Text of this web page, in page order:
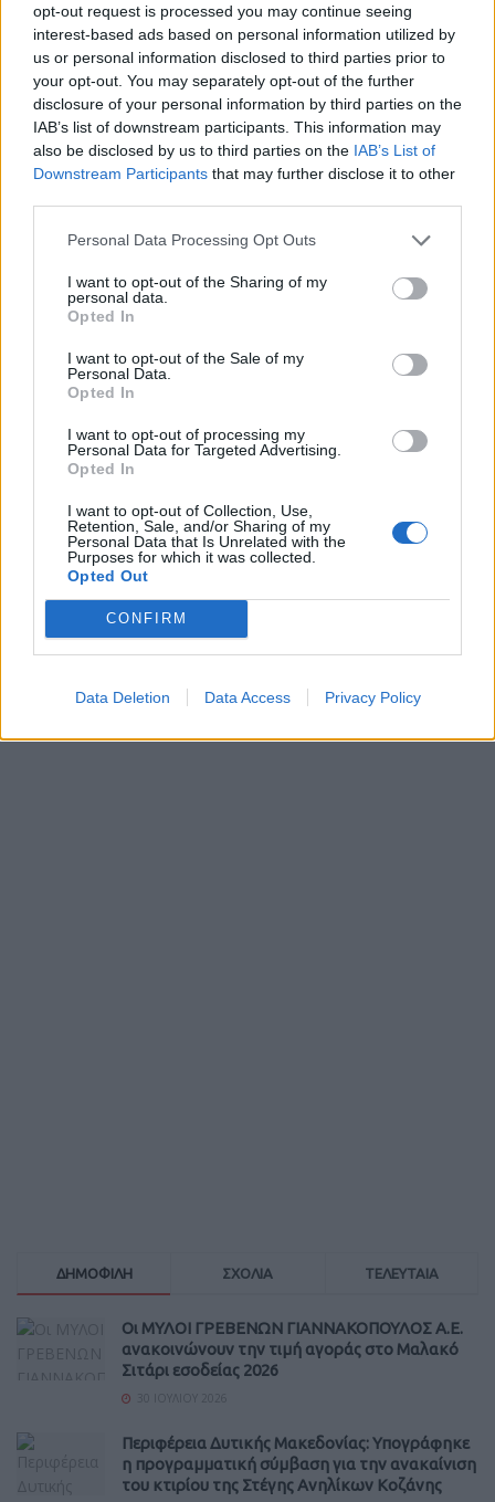
opt-out request is processed you may continue seeing
interest-based ads based on personal information utilized by
us or personal information disclosed to third parties prior to
your opt-out. You may separately opt-out of the further
disclosure of your personal information by third parties on the
IAB’s list of downstream participants. This information may
also be disclosed by us to third parties on the IAB’s List of
Downstream Participants that may further disclose it to other
Personal Data Processing Opt Outs
I want to opt-out of the Sharing of my
personal data.
Opted In
I want to opt-out of the Sale of my
Personal Data.
Opted In
I want to opt-out of processing my
Personal Data for Targeted Advertising.
Opted In
I want to opt-out of Collection, Use,
Retention, Sale, and/or Sharing of my
Personal Data that Is Unrelated with the
Purposes for which it was collected.
Opted Out
CONFIRM
Data Deletion Data Access Privacy Policy
Αποθήκευσε το όνομά μου, email, και τον ιστότοπο
μου σε αυτόν τον πλοηγό για την επόμενη φορά που
θα σχολιάσω.
ΔΗΜΟΦΙΛΗ ΣΧΟΛΙΑ ΤΕΛΕΥΤΑΙΑ
Οι ΜΥΛΟΙ ΓΡΕΒΕΝΩΝ ΓΙΑΝΝΑΚΟΠΟΥΛΟΣ Α.Ε.
ανακοινώνουν την τιμή αγοράς στο Μαλακό
Σιτάρι εσοδείας 2026
Περιφέρεια Δυτικής Μακεδονίας: Υπογράφηκε
η προγραμματική σύμβαση για την ανακαίνιση
του κτιρίου της Στέγης Ανηλίκων Κοζάνης